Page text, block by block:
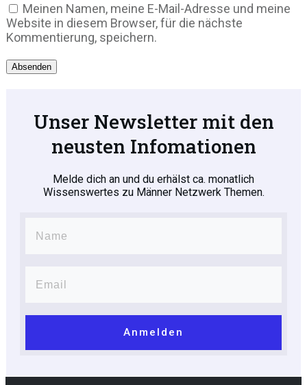
Meinen Namen, meine E-Mail-Adresse und meine
Website in diesem Browser, für die nächste
Kommentierung, speichern.
Absenden
Unser Newsletter mit den
neusten Infomationen
Melde dich an und du erhälst ca. monatlich
Wissenswertes zu Männer Netzwerk Themen.
Anmelden